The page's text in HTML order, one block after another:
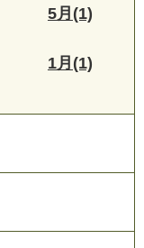
5月(1)
1月(1)